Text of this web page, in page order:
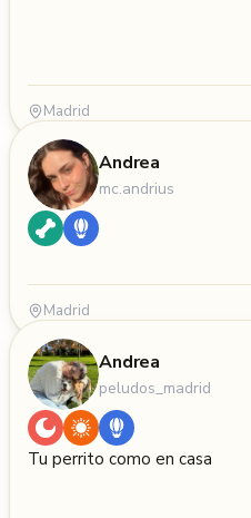
Madrid
Andrea
mc.andrius
Madrid
Andrea
peludos_madrid
Tu perrito como en casa